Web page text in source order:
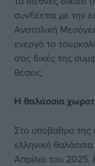
συνδέεται με την
Ανατολική
ενεργό το
στις δικές της
θέσεις.
Η θαλάσσια
Στο υπόβαθρο της
ελληνική
Απρίλιο του 2025.